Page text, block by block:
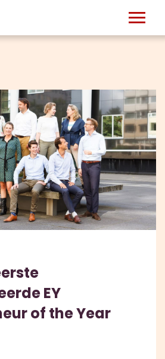
EY
of the Year